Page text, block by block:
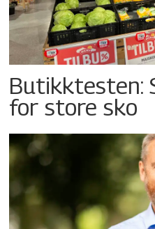
Butikktesten:
for store sko